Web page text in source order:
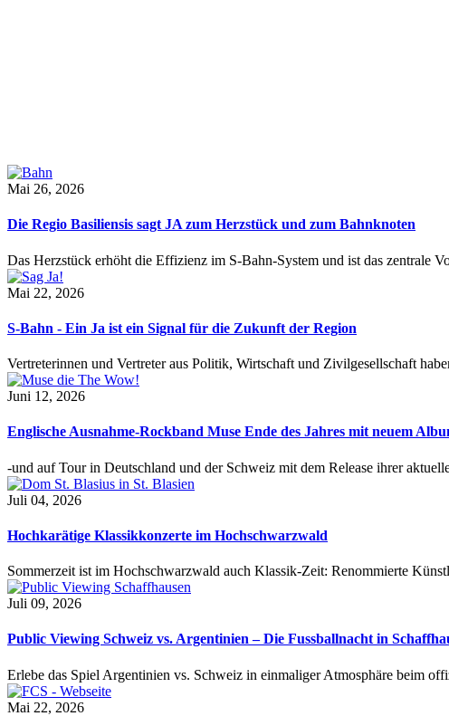
Mai 26, 2026
Die Regio Basiliensis sagt JA zum Herzstück und zum Bahnknoten
Das Herzstück erhöht die Effizienz im S-Bahn-System und ist das zentrale
Mai 22, 2026
S-Bahn - Ein Ja ist ein Signal für die Zukunft der Region
Vertreterinnen und Vertreter aus Politik, Wirtschaft und Zivilgesellschaft
Juni 12, 2026
Englische Ausnahme-Rockband Muse Ende des Jahres mit neuem
-und auf Tour in Deutschland und der Schweiz mit dem Release ihrer
Juli 04, 2026
Hochkarätige Klassikkonzerte im Hochschwarzwald
Sommerzeit ist im Hochschwarzwald auch Klassik-Zeit: Renommierte
Juli 09, 2026
Public Viewing Schweiz vs. Argentinien – Die Fussballnacht in
Erlebe das Spiel Argentinien vs. Schweiz in einmaliger Atmosphäre beim
Mai 22, 2026